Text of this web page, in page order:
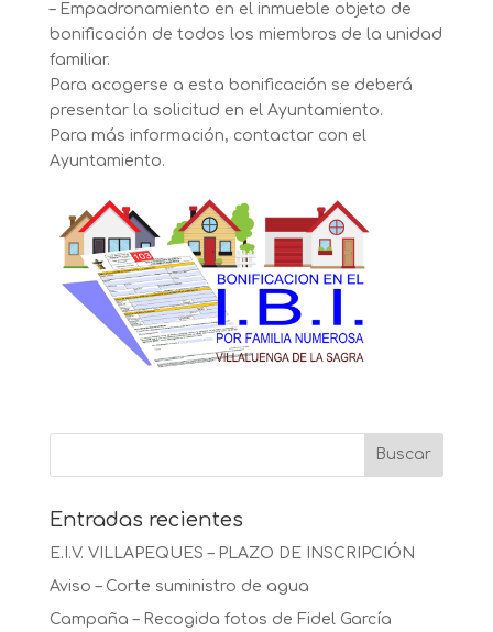
– Empadronamiento en el inmueble objeto de
bonificación de todos los miembros de la unidad
familiar.
Para acogerse a esta bonificación se deberá
presentar la solicitud en el Ayuntamiento.
Para más información, contactar con el
Ayuntamiento.
Entradas recientes
E.I.V. VILLAPEQUES – PLAZO DE INSCRIPCIÓN
Aviso – Corte suministro de agua
Campaña – Recogida fotos de Fidel García